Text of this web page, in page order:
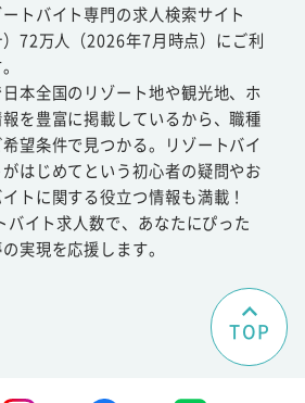
トバイト専門の求人検索サイト
72万人（2026年7月時点）にご利
本全国のリゾート地や観光地、ホ
を豊富に掲載しているから、職種
望条件で見つかる。リゾートバイ
はじめてという初心者の疑問やお
トに関する役立つ情報も満載！
イト求人数で、あなたにぴった
実現を応援します。
TOP